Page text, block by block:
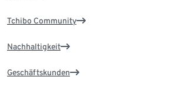
Tchibo Community
Nachhaltigkeit
Geschäftskunden